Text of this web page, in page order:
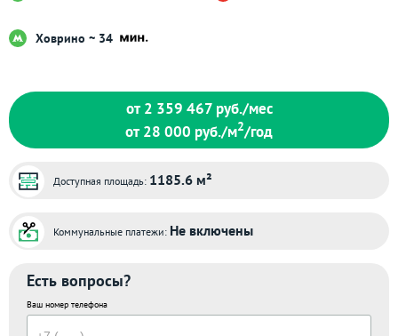
Ховрино ~ 34
от 2 359 467руб./мес
от 28 000 руб./м2/год
Доступная площадь: 1185.6 м²
Коммунальные платежи: Не включены
Есть вопросы?
Ваш номер телефона